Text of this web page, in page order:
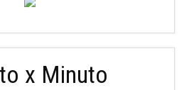
x Minuto